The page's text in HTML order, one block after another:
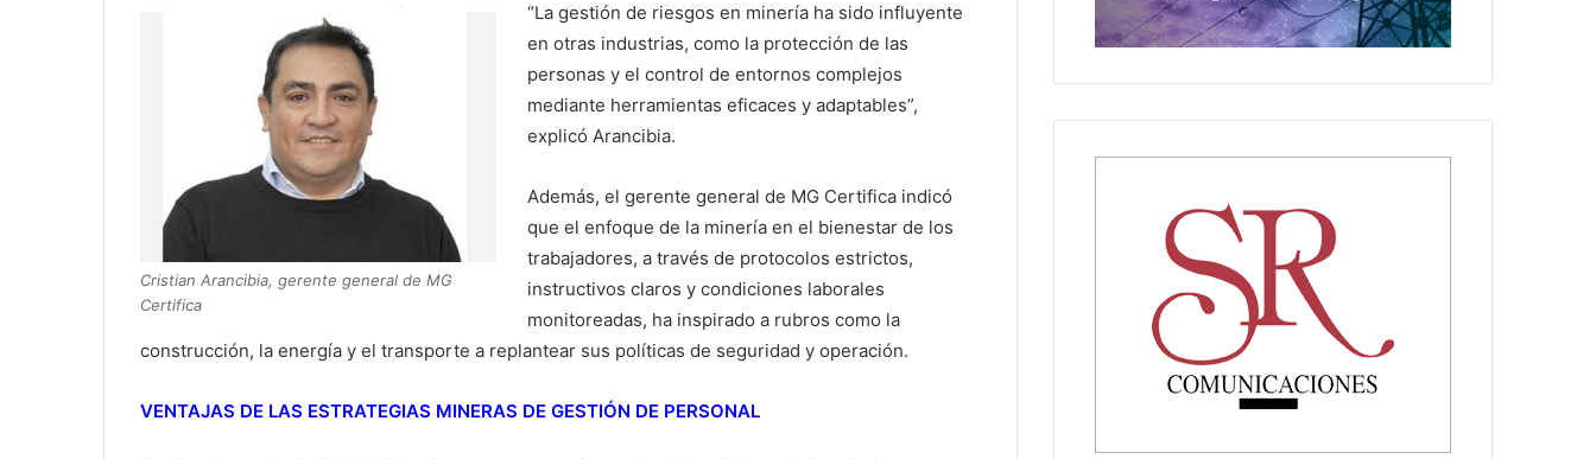
Cristian Arancibia, gerente general de MG
Certifica
“La gestión de riesgos en minería ha sido influyente
en otras industrias, como la protección de las
personas y el control de entornos complejos
mediante herramientas eficaces y adaptables”,
explicó Arancibia.
Además, el gerente general de MG Certifica indicó
que el enfoque de la minería en el bienestar de los
trabajadores, a través de protocolos estrictos,
instructivos claros y condiciones laborales
monitoreadas, ha inspirado a rubros como la
construcción, la energía y el transporte a replantear sus políticas de seguridad y operación.
VENTAJAS DE LAS ESTRATEGIAS MINERAS DE GESTIÓN DE PERSONAL